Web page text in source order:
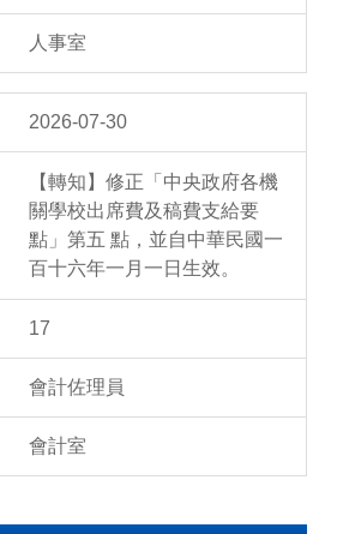
人事室
2026-07-30
【轉知】修正「中央政府各機
關學校出席費及稿費支給要
點」第五 點，並自中華民國一
百十六年一月一日生效。
17
會計佐理員
會計室